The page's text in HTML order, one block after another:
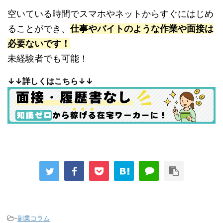
空いている時間でスマホやネットからすぐにはじめ
ることができ、仕事やバイトのような作業や面接は
必要ないです！
未経験者でも可能！
↓↓詳しくはこちら↓↓
-副業コラム